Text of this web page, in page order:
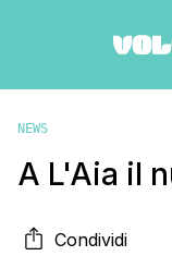
NEWS
A L'Aia il
Condividi